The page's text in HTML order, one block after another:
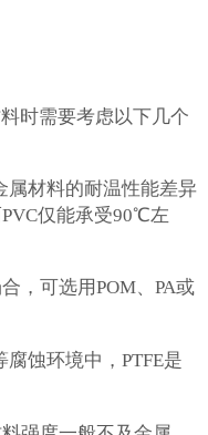
时需要考虑以下几个
属材料的耐温性能差异
仅能承受90℃左
，可选用POM、PA或
腐蚀环境中，PTFE是